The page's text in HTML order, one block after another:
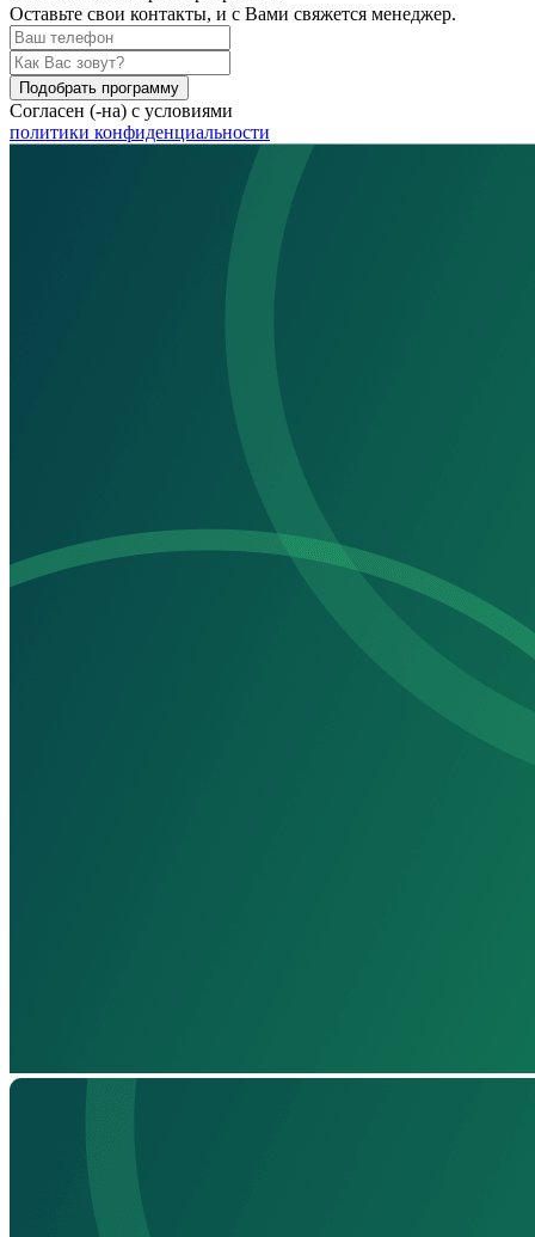
Оставьте свои контакты, и с Вами свяжется менеджер.
Подобрать программу
Согласен (-на) с условиями
политики конфиденциальности